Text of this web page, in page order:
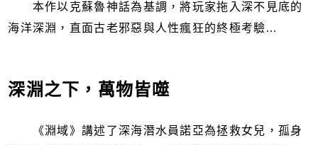
本作以克蘇魯神話為基調，將玩家拖入深不見底的
海洋深淵，直面古老邪惡與人性瘋狂的終極考驗...
深淵之下，萬物皆噬
《淵域》講述了深海潛水員諾亞為拯救女兒，孤身